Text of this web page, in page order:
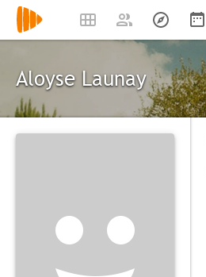
Aloyse Launay